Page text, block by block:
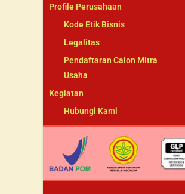
Profile Perusahaan
Kode Etik Bisnis
Legalitas
Pendaftaran Calon Mitra
Usaha
Kegiatan
Hubungi Kami